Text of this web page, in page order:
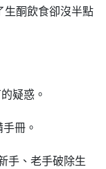
酮飲食卻沒半點
疑惑。
冊。
手、老手破除生